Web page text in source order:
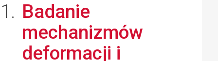
Badanie
mechanizmów
deformacji i